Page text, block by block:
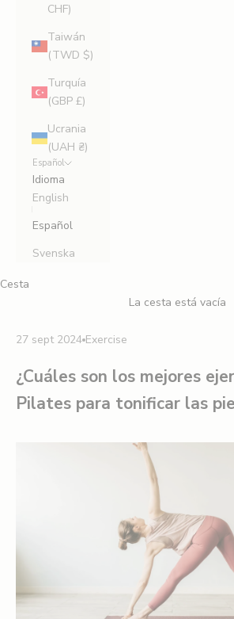
CHF)
Taiwán
(TWD $)
Turquía
(GBP £)
Ucrania
(UAH ₴)
Español
Idioma
English
Español
Svenska
Cesta
La cesta está vacía
27 sept 2024 Exercise
¿Cuáles son los mejores
Pilates para tonificar las